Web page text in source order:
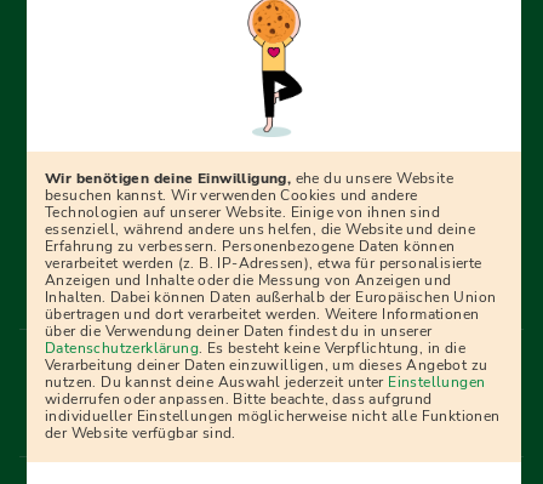
Erfolgreich bewerben mit Ausbildungspark: Wir
begleiten dich Schritt für Schritt bei deinem Start in den
Ratgebern und Prüfungspaketen, interaktiven
Videokursen und vielem mehr. Für alle, die was werden
wollen!
Menü Fußleiste
Impressum Bildquellen Presse
Mediadaten
Partner
AGB Datenschutz
Widerrufsbelehrung
Bestellung
Affiliate Partner Cookies
Wir benötigen deine Einwilligung, ehe du unsere Website
besuchen kannst. Wir verwenden Cookies und andere
Technologien auf unserer Website. Einige von ihnen sind
essenziell, während andere uns helfen, die Website und deine
Erfahrung zu verbessern. Personenbezogene Daten können
verarbeitet werden (z. B. IP-Adressen), etwa für personalisierte
Anzeigen und Inhalte oder die Messung von Anzeigen und
Inhalten. Dabei können Daten außerhalb der Europäischen Union
übertragen und dort verarbeitet werden. Weitere Informationen
über die Verwendung deiner Daten findest du in unserer
Datenschutzerklärung. Es besteht keine Verpflichtung, in die
Verarbeitung deiner Daten einzuwilligen, um dieses Angebot zu
nutzen. Du kannst deine Auswahl jederzeit unter Einstellungen
widerrufen oder anpassen. Bitte beachte, dass aufgrund
individueller Einstellungen möglicherweise nicht alle Funktionen
der Website verfügbar sind.